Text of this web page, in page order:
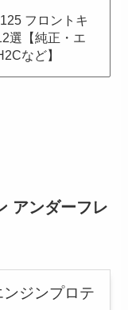
フロントキ
選【純正・エ
など】
アンダーフレ
ンジンプロテ